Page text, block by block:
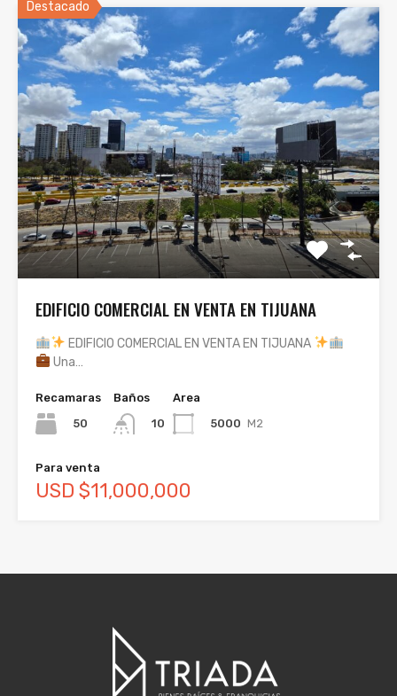
Destacado
EDIFICIO COMERCIAL EN VENTA EN TIJUANA
EDIFICIO COMERCIAL EN VENTA EN TIJUANA
Una…
Recamaras
50
Baños
10
Area
5000 M2
Para venta
USD $11,000,000